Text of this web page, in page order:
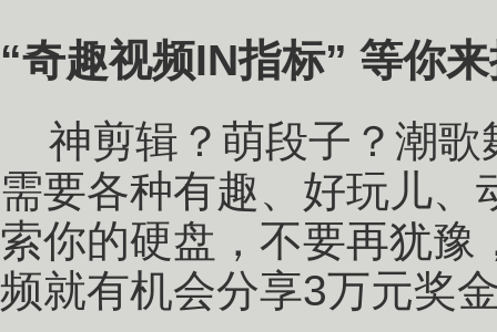
“奇趣视频IN指标” 等你
神剪辑？萌段子？潮歌
需要各种有趣、好玩儿
索你的硬盘，不要再犹豫
频就有机会分享3万元奖